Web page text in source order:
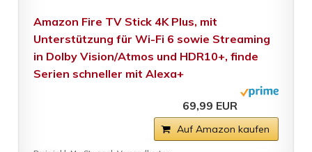
Amazon Fire TV Stick 4K Plus, mit
Unterstützung für Wi-Fi 6 sowie Streaming
in Dolby Vision/Atmos und HDR10+, finde
Serien schneller mit Alexa+
69,99 EUR
Auf Amazon kaufen